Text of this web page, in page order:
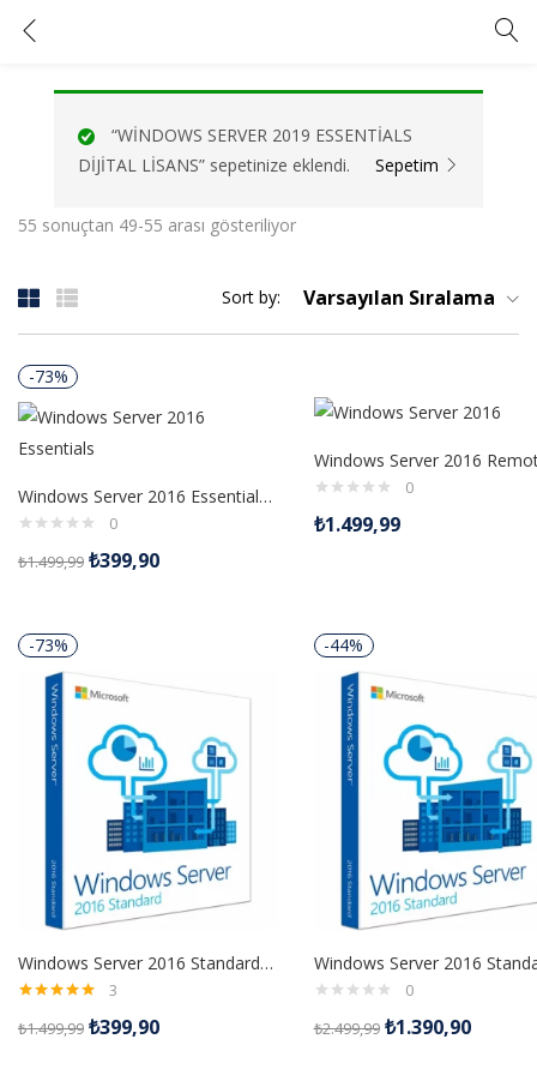
Kullanıcı adınızı ve şifrenizi girin.
“WİNDOWS SERVER 2019 ESSENTİALS
DİJİTAL LİSANS” sepetinize eklendi.
Sepetim
55 sonuçtan 49-55 arası gösteriliyor
Sort by: Varsayılan Sıralama
-73%
Windows Server 2016 Essentials Dijital Lisans
0
₺1.499,99 ₺399,90
0
₺1.499,99
-73%
Windows Server 2016 Standard Dijital Lisans
5.00oy aldı
3
₺1.499,99 ₺399,90
-44%
0
₺2.499,99 ₺1.390,90